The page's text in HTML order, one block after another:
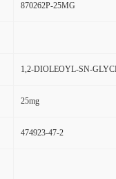
870262P-25MG
1,2-DIOLEOYL-SN-
25mg
474923-47-2